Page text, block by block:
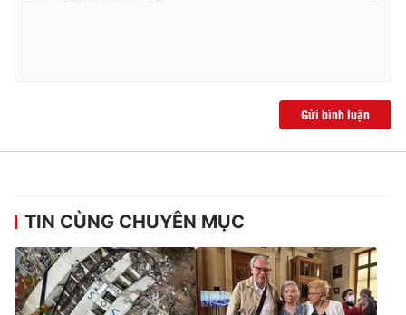
Gửi bình luận
TIN CÙNG CHUYÊN MỤC